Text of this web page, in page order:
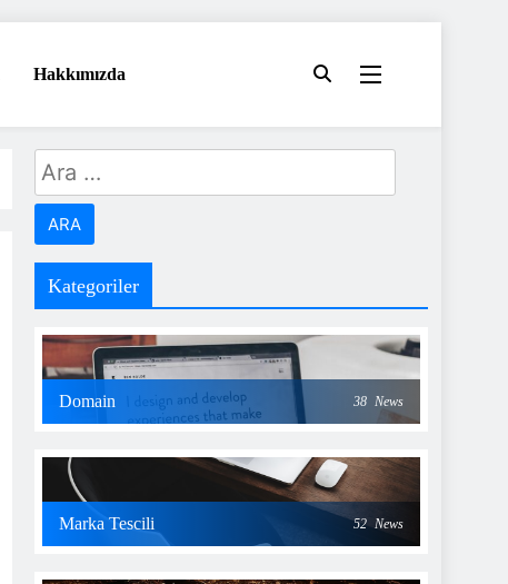
Hakkımızda
Arama:
Kategoriler
Domain 38 News
Marka Tescili 52 News